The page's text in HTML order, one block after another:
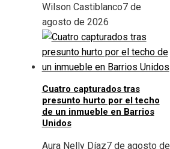
Wilson Castiblanco7 de
agosto de 2026
Cuatro capturados tras
presunto hurto por el techo
de un inmueble en Barrios
Unidos
Aura Nelly Díaz7 de agosto de